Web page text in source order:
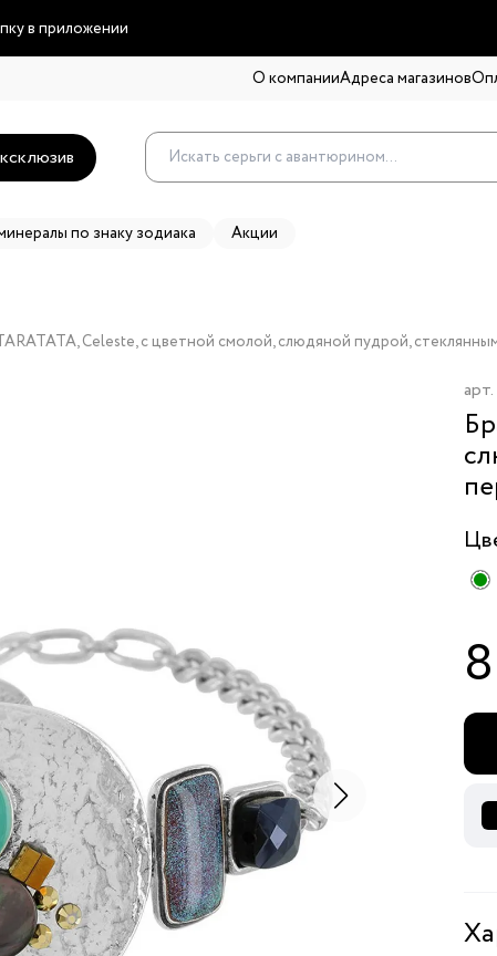
в приложении
О компанииАдреса магазинов
по знаку зодиака Акции
Celeste, с цветной смолой, слюдяной пудрой,
арт.